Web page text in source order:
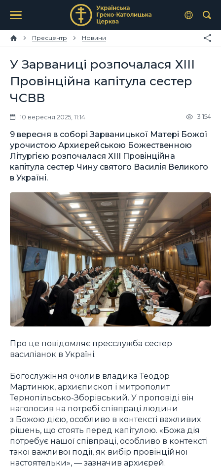
Пресцентр Новини
У Зарваниці розпочалася ХІІІ
Провінційна капітула сестер
ЧСВВ
10 вересня 2025, 11:14 3 154
9 вересня в соборі Зарваницької Матері Божої
урочистою Архиєрейською Божественною
Літургією розпочалася ХІІІ Провінційна
капітула сестер Чину святого Василія Великого
в Україні.
Про це повідомляє пресслужба сестер
василіанок в Україні.
Богослужіння очолив владика Теодор
Мартинюк, архиєпископ і митрополит
Тернопільсько-Зборівський. У проповіді він
наголосив на потребі співпраці людини
з Божою дією, особливо в контексті важливих
рішень, що стоять перед капітулою. «Божа дія
потребує нашої співпраці, особливо в контексті
такої важливої події, як вибір провінційної
настоятельки», — зазначив архиєрей.